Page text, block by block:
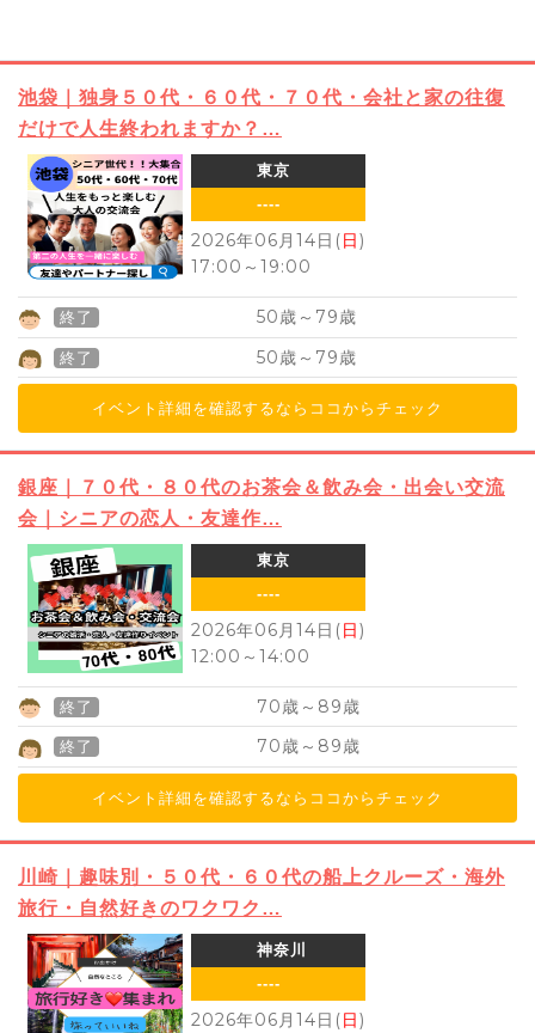
池袋｜独身５０代・６０代・７０代・会社と家の往復
だけで人生終われますか？…
東京
----
2026年06月14日(日)
17:00 ～ 19:00
終了 50歳～ 79歳
終了 50歳～ 79歳
イベント詳細を確認するならココからチェック
銀座｜７０代・８０代のお茶会＆飲み会・出会い交流
会｜シニアの恋人・友達作…
東京
----
2026年06月14日(日)
12:00 ～ 14:00
終了 70歳～ 89歳
終了 70歳～ 89歳
イベント詳細を確認するならココからチェック
川崎｜趣味別・５０代・６０代の船上クルーズ・海外
旅行・自然好きのワクワク…
神奈川
----
2026年06月14日(日)